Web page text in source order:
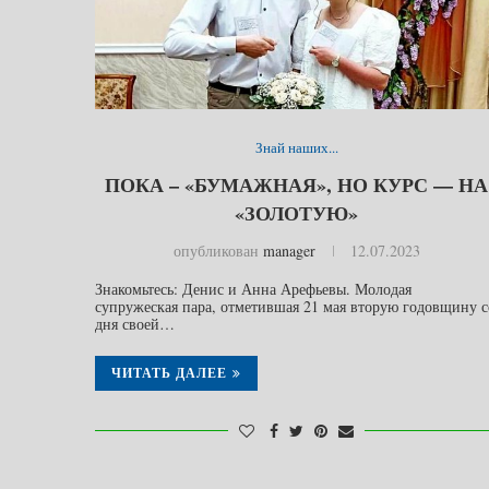
Знай наших...
ПОКА – «БУМАЖНАЯ», НО КУРС — НА
«ЗОЛОТУЮ»
опубликован manager
12.07.2023
Знакомьтесь: Денис и Анна Арефьевы. Молодая
супружеская пара, отметившая 21 мая вторую годовщину
дня своей…
ЧИТАТЬ ДАЛЕЕ